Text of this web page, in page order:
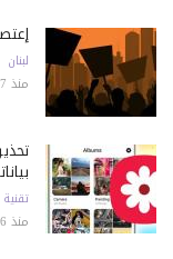
لبنان
منذ 7 أيام
تقنية
منذ 6 أيام